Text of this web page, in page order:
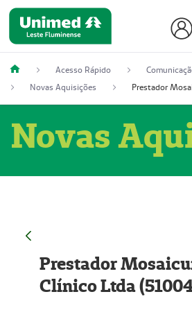
Acesso Rápido
Novas Aquisições
Novas
Prestador
Clínico Ltda